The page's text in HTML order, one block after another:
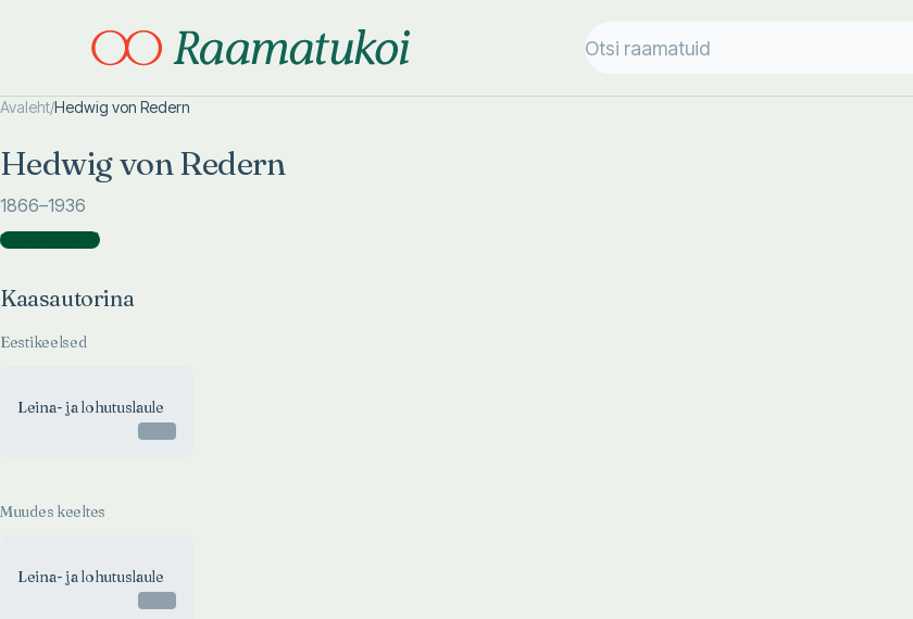
Avaleht/Hedwig von Redern
Hedwig von Redern
1866–1936
Kaasautorina )
Kaasautorina
Eestikeelsed
Leina- ja lohutuslaule
Muudes keeltes
Leina- ja lohutuslaule